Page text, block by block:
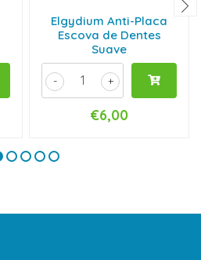
Elgydium Anti-Placa
Escova de Dentes
Suave
+
-
€6,00